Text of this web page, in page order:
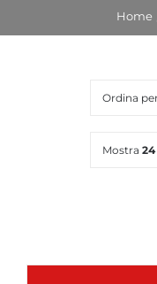
Home
Ordina
Mostra